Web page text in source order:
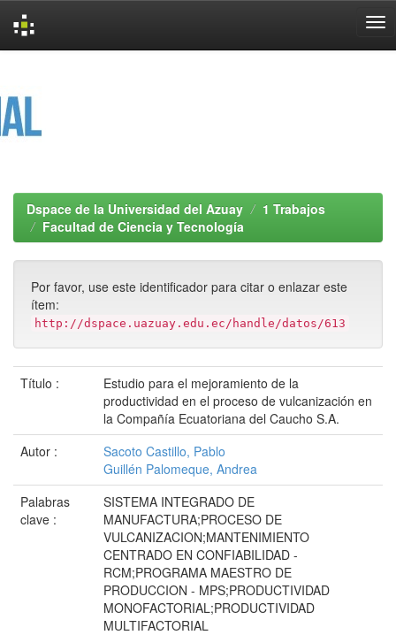
Dspace de la Universidad del Azuay
1 Trabajos
Facultad de Ciencia y Tecnología
Por favor, use este identificador para citar o enlazar este
ítem:
http://dspace.uazuay.edu.ec/handle/datos/613
Título :
Estudio para el mejoramiento de la
productividad en el proceso de vulcanización en
la Compañía Ecuatoriana del Caucho S.A.
Autor :
Sacoto Castillo, Pablo
Guillén Palomeque, Andrea
Palabras
clave :
SISTEMA INTEGRADO DE
MANUFACTURA;PROCESO DE
VULCANIZACION;MANTENIMIENTO
CENTRADO EN CONFIABILIDAD -
RCM;PROGRAMA MAESTRO DE
PRODUCCION - MPS;PRODUCTIVIDAD
MONOFACTORIAL;PRODUCTIVIDAD
MULTIFACTORIAL